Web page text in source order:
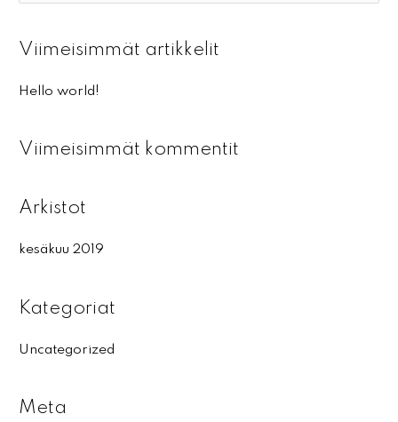
r
c
o
:
Viimeisimmät artikkelit
Hello world!
Viimeisimmät kommentit
Arkistot
kesäkuu 2019
Kategoriat
Uncategorized
Meta